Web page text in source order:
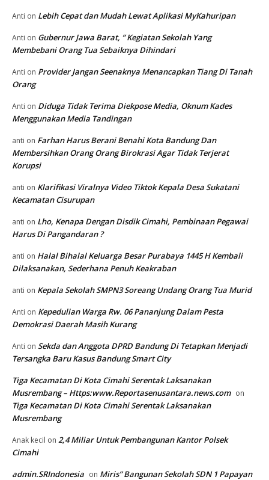
Anti on Lebih Cepat dan Mudah Lewat Aplikasi MyKahuripan
Anti on Gubernur Jawa Barat, ” Kegiatan Sekolah Yang
Membebani Orang Tua Sebaiknya Dihindari
Anti on Provider Jangan Seenaknya Menancapkan Tiang Di Tanah
Orang
Anti on Diduga Tidak Terima Diekpose Media, Oknum Kades
Menggunakan Media Tandingan
anti on Farhan Harus Berani Benahi Kota Bandung Dan
Membersihkan Orang Orang Birokrasi Agar Tidak Terjerat
Korupsi
anti on Klarifikasi Viralnya Video Tiktok Kepala Desa Sukatani
Kecamatan Cisurupan
anti on Lho, Kenapa Dengan Disdik Cimahi, Pembinaan Pegawai
Harus Di Pangandaran ?
anti on Halal Bihalal Keluarga Besar Purabaya 1445 H Kembali
Dilaksanakan, Sederhana Penuh Keakraban
anti on Kepala Sekolah SMPN3 Soreang Undang Orang Tua Murid
Anti on Kepedulian Warga Rw. 06 Pananjung Dalam Pesta
Demokrasi Daerah Masih Kurang
Anti on Sekda dan Anggota DPRD Bandung Di Tetapkan Menjadi
Tersangka Baru Kasus Bandung Smart City
Tiga Kecamatan Di Kota Cimahi Serentak Laksanakan
Musrembang – Https:www.Reportasenusantara.news.com on
Tiga Kecamatan Di Kota Cimahi Serentak Laksanakan
Musrembang
Anak kecil on 2,4 Miliar Untuk Pembangunan Kantor Polsek
Cimahi
admin.SRIndonesia on Miris” Bangunan Sekolah SDN 1 Papayan